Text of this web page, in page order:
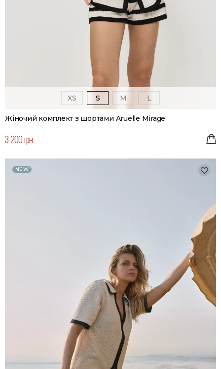
XS S M L
Жіночий комплект з шортами Aruelle Mirage
3 200 грн
NEW